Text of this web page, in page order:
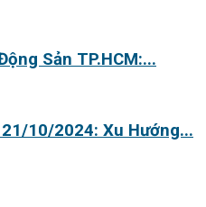
Sản TP.HCM:...
10/2024: Xu Hướng...